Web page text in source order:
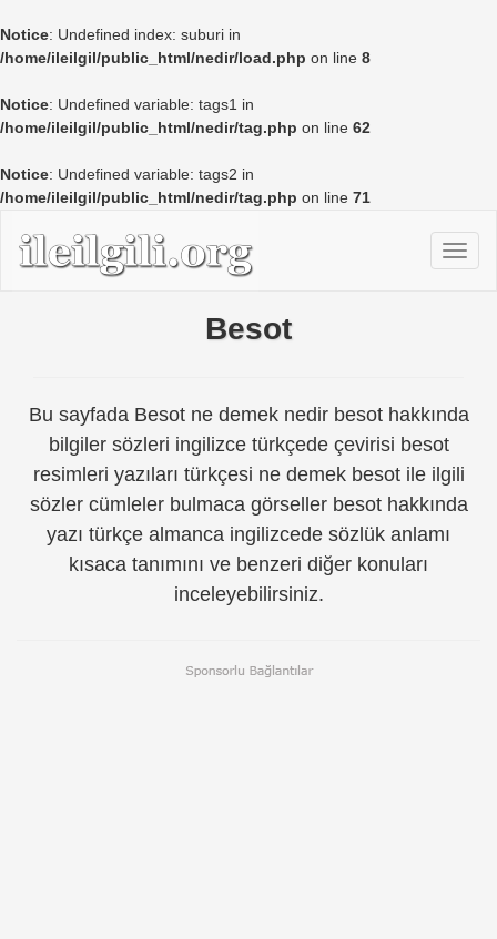
Notice: Undefined index: suburi in
/home/ileilgil/public_html/nedir/load.php on line 8
Notice: Undefined variable: tags1 in
/home/ileilgil/public_html/nedir/tag.php on line 62
Notice: Undefined variable: tags2 in
/home/ileilgil/public_html/nedir/tag.php on line 71
Besot
Bu sayfada Besot ne demek nedir besot hakkında
bilgiler sözleri ingilizce türkçede çevirisi besot
resimleri yazıları türkçesi ne demek besot ile ilgili
sözler cümleler bulmaca görseller besot hakkında
yazı türkçe almanca ingilizcede sözlük anlamı
kısaca tanımını ve benzeri diğer konuları
inceleyebilirsiniz.